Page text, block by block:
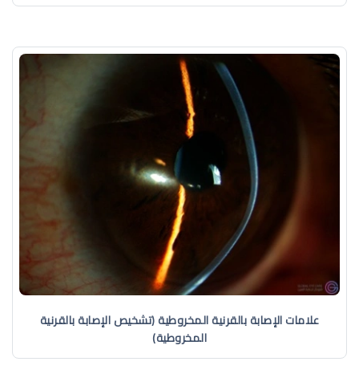
علامات الإصابة بالقرنية المخروطية (تشخيص الإصابة بالقرنية
المخروطية)